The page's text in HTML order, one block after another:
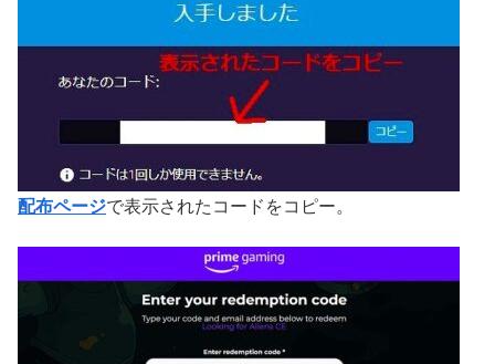
配布ページで表示されたコードをコピー。